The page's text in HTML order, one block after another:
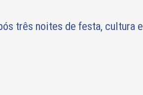
três noites de festa, cultura e